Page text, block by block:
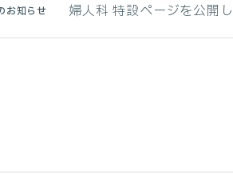
お知らせ 婦人科 特設ページを公開